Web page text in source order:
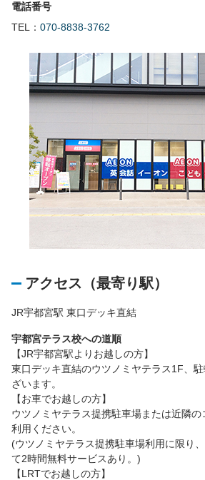
電話番号
TEL： 070-8838-3762
アクセス（最寄り駅）
JR宇都宮駅 東口デッキ直結
宇都宮テラス校への道順
【JR宇都宮駅よりお越しの方】
東口デッキ直結のウツノミヤテラス1F、
ざいます。
【お車でお越しの方】
ウツノミヤテラス提携駐車場または近隣
利用ください。
(ウツノミヤテラス提携駐車場利用に限り
て2時間無料サービスあり。)
【LRTでお越しの方】